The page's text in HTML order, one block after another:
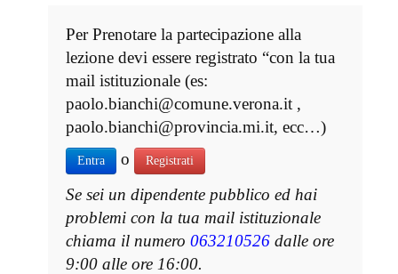
Per Prenotare la partecipazione alla
lezione devi essere registrato “con la tua
mail istituzionale (es:
paolo.bianchi@comune.verona.it ,
paolo.bianchi@provincia.mi.it, ecc…)
Entra o Registrati
Se sei un dipendente pubblico ed hai
problemi con la tua mail istituzionale
chiama il numero 063210526 dalle ore
9:00 alle ore 16:00.